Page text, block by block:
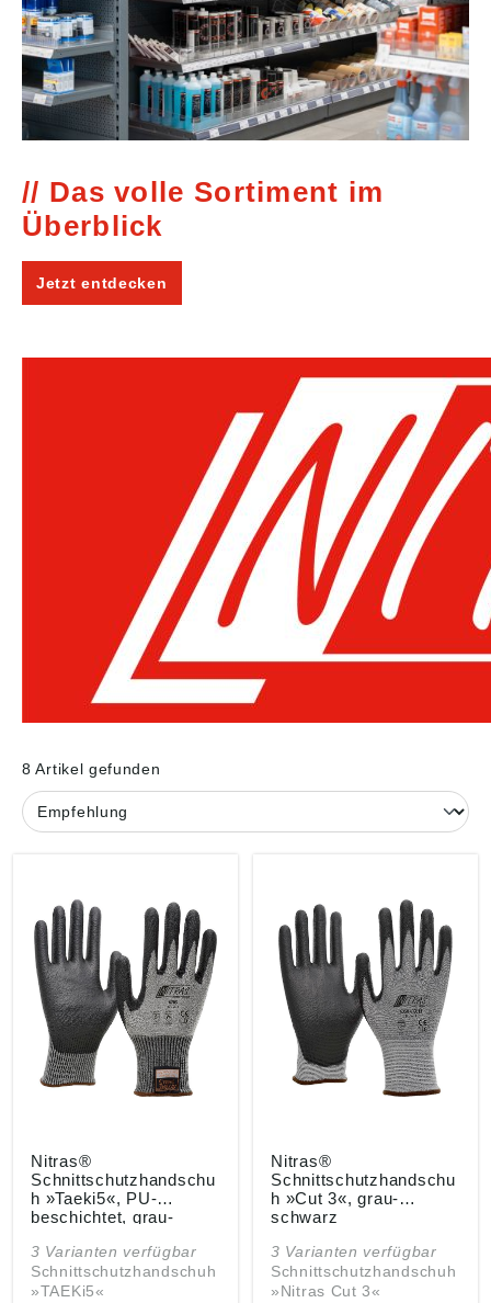
Das volle Sortiment im
Überblick
Jetzt entdecken
8 Artikel gefunden
Nitras®
Schnittschutzhandschu
h »Taeki5«, PU-
beschichtet, grau-
3 Varianten verfügbar
Schnittschutzhandschuh
»TAEKi5«
Nitras®
Schnittschutzhandschu
h »Cut 3«, grau-
schwarz
3 Varianten verfügbar
Schnittschutzhandschuh
»Nitras Cut 3«